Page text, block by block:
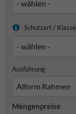
Schutzart / Klasse
Ausführung
Mengenpreise